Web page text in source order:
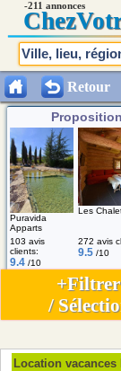
Puravida
Apparts
Les
103 avis
clients:
9.4 /10
272 avis
9.5 /10
Retour
-211 annonces
Chez
Location
+Filtrer
/